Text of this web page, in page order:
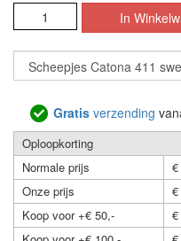
Gratis verzending
Oploopkorting
Normale prijs
Onze prijs
Koop voor +€ 50,-